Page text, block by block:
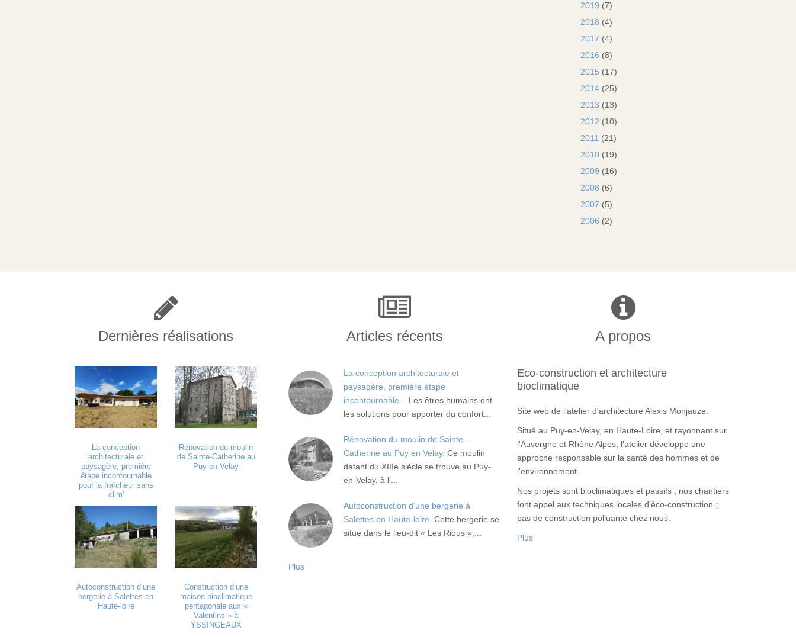
2019 (7)
2018 (4)
2017 (4)
2016 (8)
2015 (17)
2014(25)
2013 (13)
2012 (10)
2011 (21)
2010(19)
2009 (16)
2008 (6)
2007 (5)
2006 (2)
Dernières réalisations
La conception
architecturale et
paysagère, première
étape incontournable
pour la fraîcheur sans
clim'
Rénovation du moulin
de Sainte-Catherine au
Puy en Velay
Autoconstruction d’une
bergerie à Salettes en
Haute-loire
Construction d’une
maison bioclimatique
pentagonale aux «
Valentins » à
YSSINGEAUX
Articles récents
La conception architecturale et
paysagère, première étape
incontournable...
Les êtres humains ont
les solutions pour apporter du confort...
Rénovation du moulin de Sainte-
Catherine au Puy en Velay. Ce moulin
datant du XIIIe siècle se trouve au Puy-
en-Velay, à l’...
Autoconstruction d’une bergerie à
Salettes en Haute-loire. Cette bergerie se
situe dans le lieu-dit « Les Rious »,...
Plus
A propos
Eco-construction et architecture
bioclimatique
Site web de l'atelier d'architecture Alexis Monjauze.
Situé au Puy-en-Velay, en Haute-Loire, et rayonnant sur
l'Auvergne et Rhône Alpes, l'atelier développe une
approche responsable sur la santé des hommes et de
l'environnement.
Nos projets sont bioclimatiques et passifs ; nos chantiers
font appel aux techniques locales d'éco-construction ;
pas de construction polluante chez nous.
Plus